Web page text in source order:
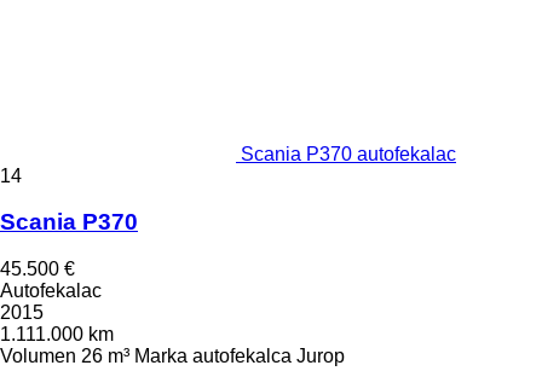
Scania P370 autofekalac
14
Scania P370
45.500 €
Autofekalac
2015
1.111.000 km
Volumen 26 m³ Marka autofekalca Jurop